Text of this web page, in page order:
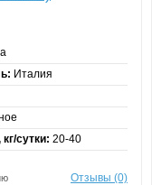
Италия
сутки: 20-40
Отзывы (0)